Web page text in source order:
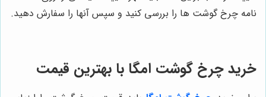
نامه چرخ گوشت ها را بررسی کنید و سپس آنها را سفارش دهید.
خرید چرخ گوشت امگا با بهترین قیمت